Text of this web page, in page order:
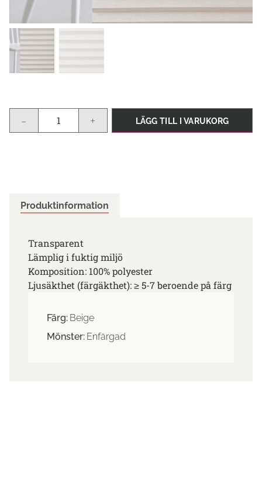
- + LÄGG TILL I VARUKORG
Produktinformation
Transparent
Lämplig i fuktig miljö
Komposition: 100% polyester
Ljusäkthet (färgäkthet): ≥ 5-7 beroende på färg
Färg: Beige
Mönster: Enfärgad